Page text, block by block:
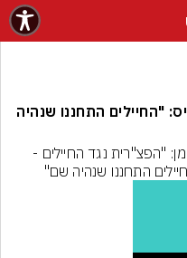
"החיילים התחננו שנהיה
התחננו שנהיה שם"